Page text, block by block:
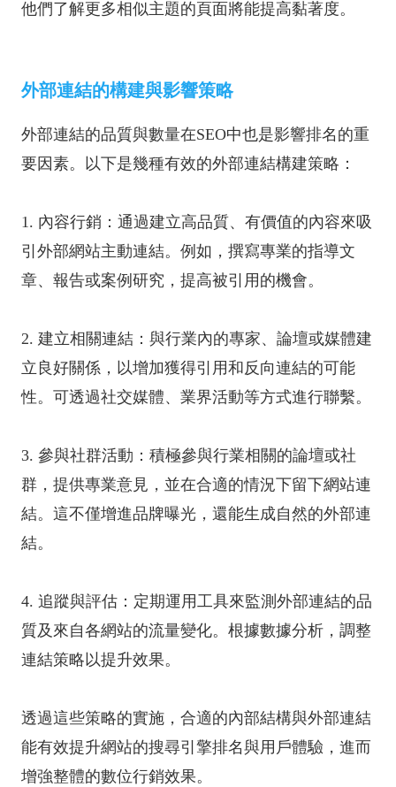
他們了解更多相似主題的頁面將能提高黏著度。
外部連結的構建與影響策略
外部連結的品質與數量在SEO中也是影響排名的重
要因素。以下是幾種有效的外部連結構建策略：
1. 內容行銷：通過建立高品質、有價值的內容來吸
引外部網站主動連結。例如，撰寫專業的指導文
章、報告或案例研究，提高被引用的機會。
2. 建立相關連結：與行業內的專家、論壇或媒體建
立良好關係，以增加獲得引用和反向連結的可能
性。可透過社交媒體、業界活動等方式進行聯繫。
3. 參與社群活動：積極參與行業相關的論壇或社
群，提供專業意見，並在合適的情況下留下網站連
結。這不僅增進品牌曝光，還能生成自然的外部連
結。
4. 追蹤與評估：定期運用工具來監測外部連結的品
質及來自各網站的流量變化。根據數據分析，調整
連結策略以提升效果。
透過這些策略的實施，合適的內部結構與外部連結
能有效提升網站的搜尋引擎排名與用戶體驗，進而
增強整體的數位行銷效果。